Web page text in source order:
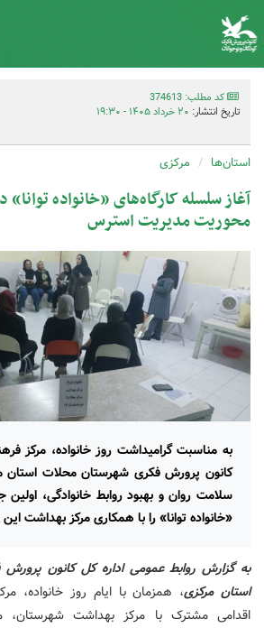
کد مطلب: 374613
تاریخ انتشار: ۲۰ خرداد ۱۴۰۵ - ۱۹:۳۰
استان‌ها مرکزی
آغاز سلسله کارگاه‌های «خانواده
محوریت مدیریت استرس
به مناسبت گرامیداشت روز خانواده، مرکز
کانون پرورش فکری شهرستان محلات استان
سلامت روان و بهبود روابط خانوادگی،
«خانواده توانا» را با همکاری مرکز بهداشت
به گزارش روابط عمومی اداره کل کانون پرورش
استان مرکزی، همزمان با ایام روز خانواده،
اقدامی مشترک با مرکز بهداشت شهرستان،